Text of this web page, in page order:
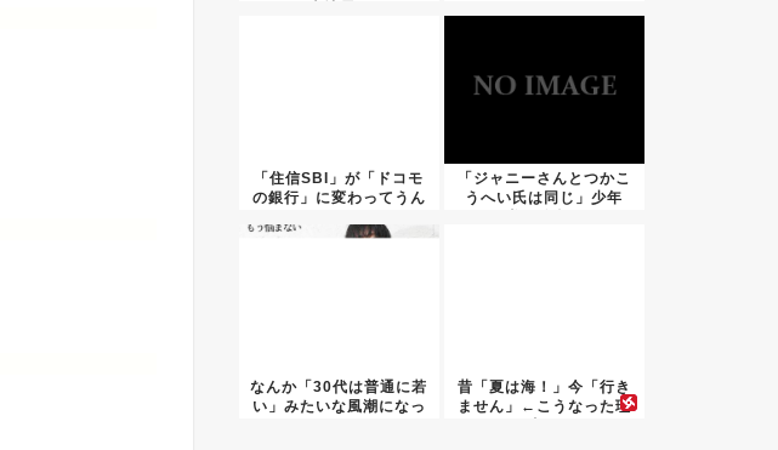
「住信SBI」が「ドコモ
の銀行」に変わってうん
「ジャニーさんとつかこ
うへい氏は同じ」少年
なんか「30代は普通に若
い」みたいな風潮になっ
昔「夏は海！」今「行き
ません」←こうなった理